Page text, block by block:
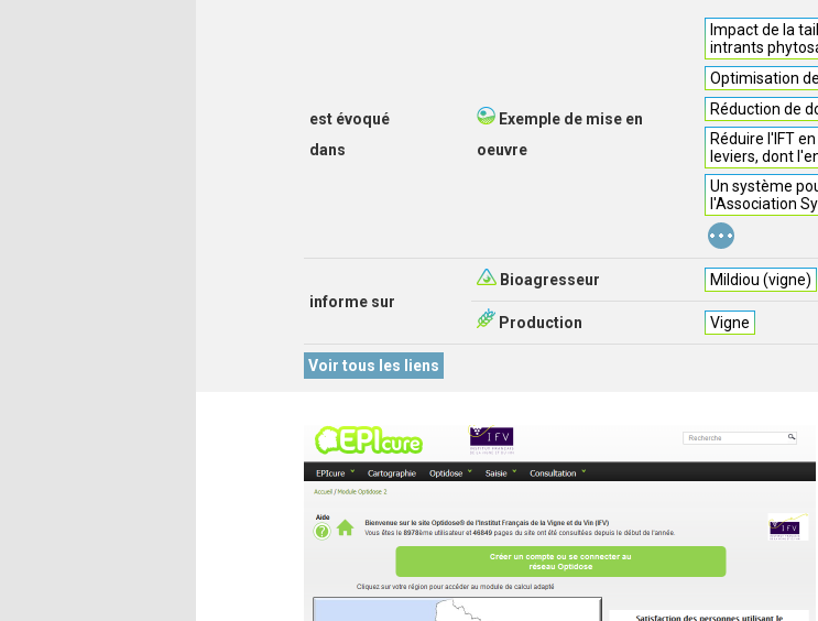
est évoqué
dans
Exemple de mise en
oeuvre
Impact de la
intrants
Optimisation
Réduction de
Réduire l'IFT
leviers, dont
Un système
l'Association
...
informe sur
Bioagresseur Mildiou (vigne)
Production Vigne
Voir tous les liens